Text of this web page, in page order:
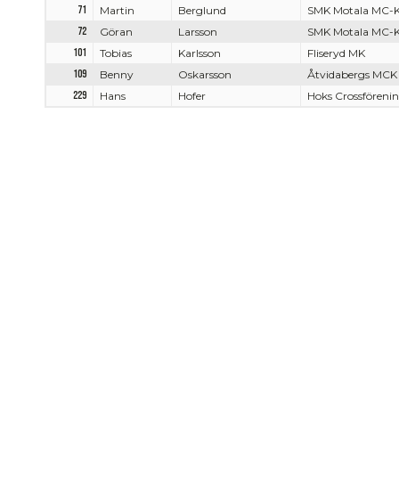
71 Martin Berglund
SMK Motala MC-
72
Göran Larsson
SMK Motala MC-
101
Tobias Karlsson
Fliseryd MK
109
Benny Oskarsson
Åtvidabergs MCK
229
Hans Hofer Hoks